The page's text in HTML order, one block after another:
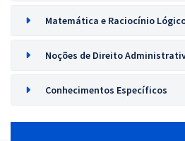
Matemática e Raciocínio
Noções de Direito
Conhecimentos Específicos